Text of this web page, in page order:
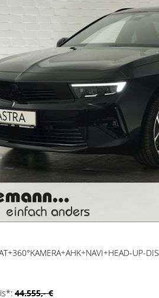
UP-DIS
44.555,- €